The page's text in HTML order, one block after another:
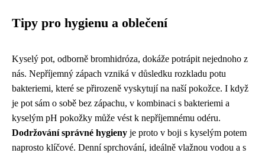
Tipy pro hygienu a oblečení
Kyselý pot, odborně bromhidróza, dokáže potrápit nejednoho z
nás. Nepříjemný zápach vzniká v důsledku rozkladu potu
bakteriemi, které se přirozeně vyskytují na naší pokožce. I když
je pot sám o sobě bez zápachu, v kombinaci s bakteriemi a
kyselým pH pokožky může vést k nepříjemnému odéru.
Dodržování správné hygieny je proto v boji s kyselým potem
naprosto klíčové. Denní sprchování, ideálně vlažnou vodou a s